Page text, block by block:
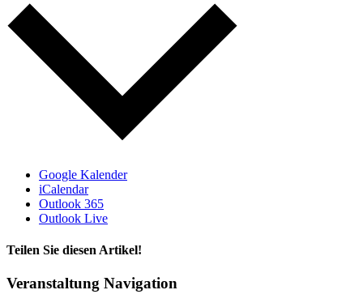
Google Kalender
iCalendar
Outlook 365
Outlook Live
Teilen Sie diesen Artikel!
Facebook
X
Reddit
LinkedIn
WhatsApp
Tumblr
Pinterest
Vk
Xing
E-
Veranstaltung Navigation